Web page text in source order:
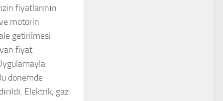
fiyatlarının
motorin
getirilmesi
fiyat
dönemde
Elektrik, gaz